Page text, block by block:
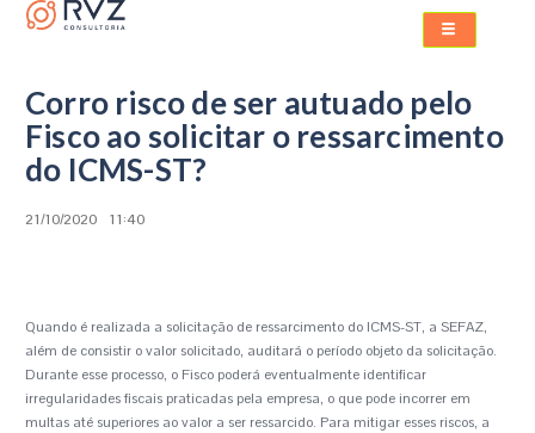
Corro risco de ser autuado pelo
Fisco ao solicitar o ressarcimento
do ICMS-ST?
21/10/2020 11:40
Quando é realizada a solicitação de ressarcimento do ICMS-ST, a SEFAZ,
além de consistir o valor solicitado, auditará o período objeto da solicitação.
Durante esse processo, o Fisco poderá eventualmente identificar
irregularidades fiscais praticadas pela empresa, o que pode incorrer em
multas até superiores ao valor a ser ressarcido. Para mitigar esses riscos, a